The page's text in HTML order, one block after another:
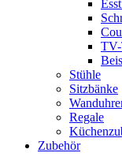
TV-
Stühle
Sitzbänke
Regale
Zubehör